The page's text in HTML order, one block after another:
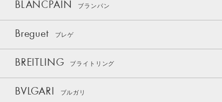
BLANCPAIN ブランパン
Breguet ブレゲ
BREITLING ブライトリング
BVLGARI ブルガリ